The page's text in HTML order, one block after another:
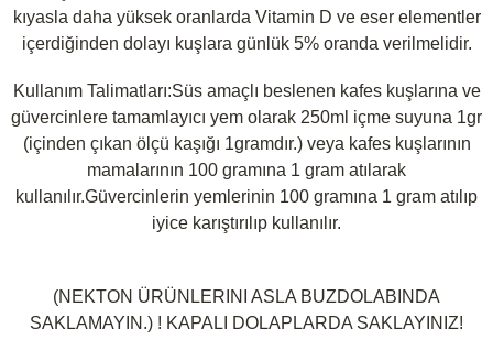
kıyasla daha yüksek oranlarda Vitamin D ve eser elementler
içerdiğinden dolayı kuşlara günlük 5% oranda verilmelidir.
Kullanım Talimatları:Süs amaçlı beslenen kafes kuşlarına ve
güvercinlere tamamlayıcı yem olarak 250ml içme suyuna 1gr
(içinden çıkan ölçü kaşığı 1gramdır.) veya kafes kuşlarının
mamalarının 100 gramına 1 gram atılarak
kullanılır.Güvercinlerin yemlerinin 100 gramına 1 gram atılıp
iyice karıştırılıp kullanılır.
(NEKTON ÜRÜNLERINI ASLA BUZDOLABINDA
SAKLAMAYIN.) ! KAPALI DOLAPLARDA SAKLAYINIZ!